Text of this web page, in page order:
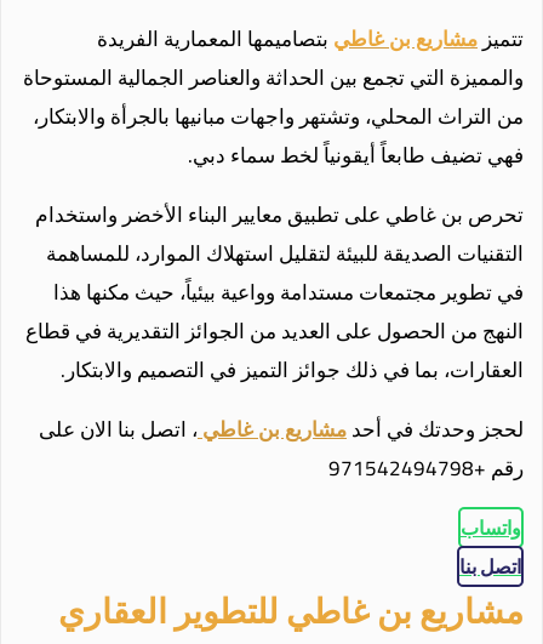
تتميزمشاريع بن غاطيبتصاميمها المعمارية الفريدة
والمميزة التي تجمع بين الحداثة والعناصر الجمالية المستوحاة
من التراث المحلي، وتشتهر واجهات مبانيها بالجرأة والابتكار،
فهي تضيف طابعاً أيقونياً لخط سماء دبي.
تحرص بن غاطي على تطبيق معايير البناء الأخضر واستخدام
التقنيات الصديقة للبيئة لتقليل استهلاك الموارد، للمساهمة
في تطوير مجتمعات مستدامة وواعية بيئياً، حيث مكنها هذا
النهج من الحصول على العديد من الجوائز التقديرية في قطاع
العقارات، بما في ذلك جوائز التميز في التصميم والابتكار.
لحجز وحدتك في أحدمشاريع بن غاطي، اتصل بنا الان على
رقم +971542494798
واتساب
اتصل بنا
مشاريع بن غاطي للتطوير العقاري